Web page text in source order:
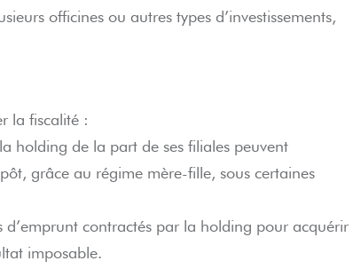
officines ou autres types d’investissements,
la fiscalité :
holding de la part de ses filiales peuvent
grâce au régime mère-fille, sous certaines
d’emprunt contractés par la holding pour acquérir
imposable.